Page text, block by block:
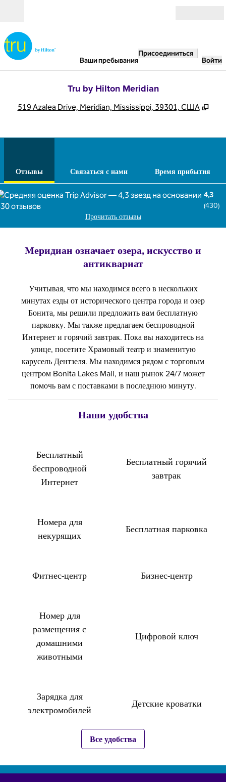
Ваши пребывания
Присоединиться
Войти
Tru by Hilton Meridian
519 Azalea Drive, Meridian, Mississippi, 39301, США ,
Отзывы Связаться с нами Время прибытия
4,3
(430)
Прочитать отзывы
Меридиан означает озера, искусство и
антиквариат
Учитывая, что мы находимся всего в нескольких
минутах езды от исторического центра города и озер
Бонита, мы решили предложить вам бесплатную
парковку. Мы также предлагаем беспроводной
Интернет и горячий завтрак. Пока вы находитесь на
улице, посетите Храмовый театр и знаменитую
карусель Дентзеля. Мы находимся рядом с торговым
центром Bonita Lakes Mall, и наш рынок 24/7 может
помочь вам с поставками в последнюю минуту.
Наши удобства
Бесплатный
беспроводной
Интернет
Бесплатный горячий
завтрак
Номера для
некурящих
Бесплатная парковка
Фитнес-центр Бизнес-центр
Номер для
размещения с
домашними
животными
Цифровой ключ
Зарядка для
электромобилей
Детские кроватки
Все удобства